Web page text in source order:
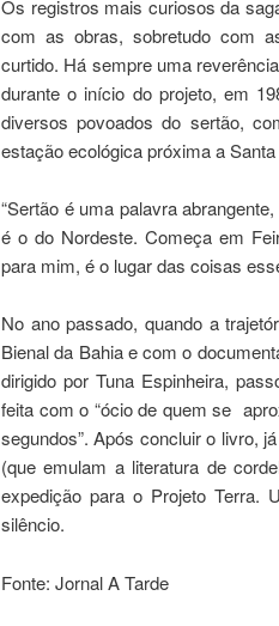
Os registros mais curiosos da
com as obras, sobretudo com
curtido. Há sempre uma
durante o início do projeto, em
diversos povoados do sertão,
estação ecológica próxima a
“Sertão é uma palavra
é o do Nordeste. Começa em
para mim, é o lugar das coisas
No ano passado, quando a
Bienal da Bahia e com o
dirigido por Tuna Espinheira,
feita com o “ócio de quem se
segundos”. Após concluir o livro,
(que emulam a literatura de
expedição para o Projeto Terra.
silêncio.
Fonte: Jornal A Tarde